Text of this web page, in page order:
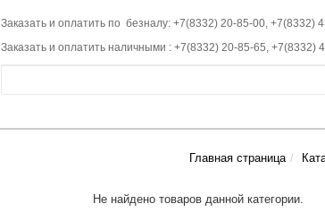
Заказать и оплатить по безналу: +7(8332) 20-85-00, +7(8332)
Заказать и оплатить наличными : +7(8332) 20-85-65, +7(8332)
Главная страница
Не найдено товаров данной категории.